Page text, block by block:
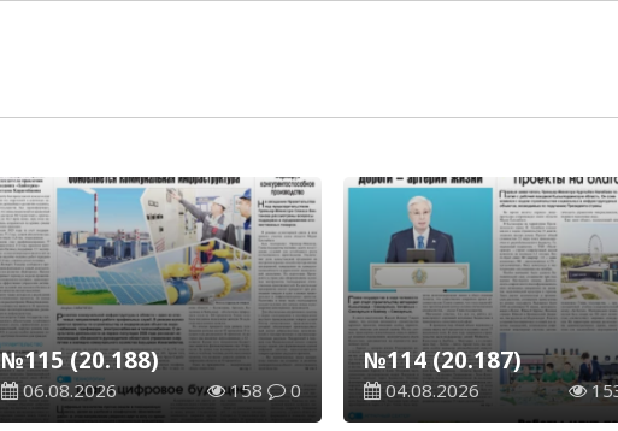
№115 (20.188)
06.08.2026 158 0
№114 (20.187)
04.08.2026